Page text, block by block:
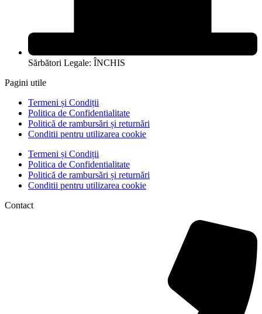
Sărbători Legale: ÎNCHIS
Pagini utile
Termeni și Condiții
Politica de Confidentialitate
Politică de rambursări și returnări
Conditii pentru utilizarea cookie
Termeni și Condiții
Politica de Confidentialitate
Politică de rambursări și returnări
Conditii pentru utilizarea cookie
Contact